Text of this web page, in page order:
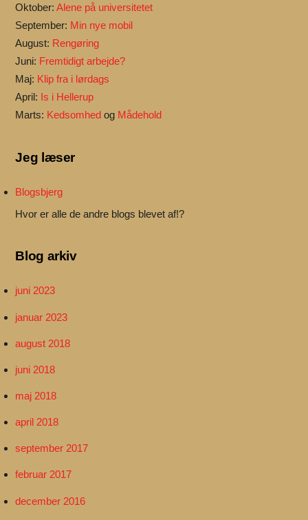
Oktober:Alene på universitetet
September: Min nye mobil
August: Rengøring
Juni: Fremtidigt arbejde?
Maj: Klip fra i lørdags
April: Is i Hellerup
Marts: Kedsomhed og Mådehold
Jeg læser
Blogsbjerg
Hvor er alle de andre blogs blevet af!?
Blog arkiv
juni 2023
januar 2023
august 2018
juni 2018
maj 2018
april 2018
september 2017
februar 2017
december 2016